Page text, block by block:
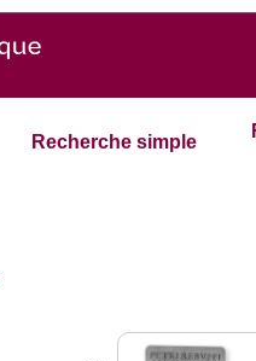
Recherche simple